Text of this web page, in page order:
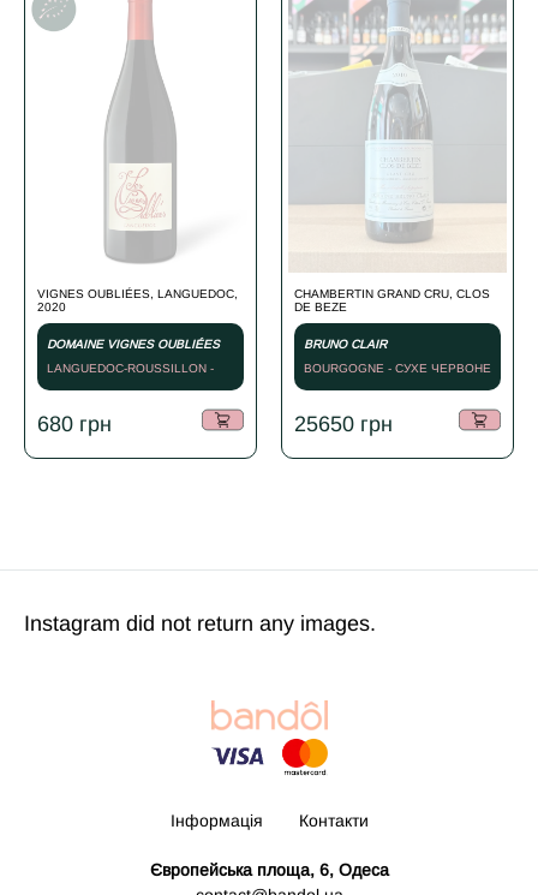
VIGNES OUBLIÉES, LANGUEDOC,
2020
DOMAINE VIGNES OUBLIÉES
LANGUEDOC-ROUSSILLON -
2020
680 грн
CHAMBERTIN GRAND CRU, CLOS
DE BEZE
BRUNO CLAIR
BOURGOGNE - СУХЕ ЧЕРВОНЕ
- 2010
25650 грн
Instagram did not return any images.
Європейська площа, 6, Одеса
Інформація Контакти